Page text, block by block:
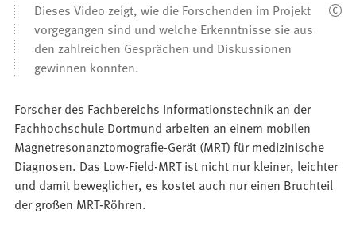
Dieses Video zeigt, wie die Forschenden im Projekt
vorgegangen sind und welche Erkenntnisse sie aus
den zahlreichen Gesprächen und Diskussionen
gewinnen konnten.
Forscher des Fachbereichs Informationstechnik an der
Fachhochschule Dortmund arbeiten an einem mobilen
Magnetresonanztomografie-Gerät (MRT) für medizinische
Diagnosen. Das Low-Field-MRT ist nicht nur kleiner, leichter
und damit beweglicher, es kostet auch nur einen Bruchteil
der großen MRT-Röhren.